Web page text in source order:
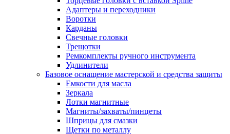
Адаптеры и переходники
Воротки
Карданы
Свечные головки
Трещотки
Ремкомплекты ручного инструмента
Удлинители
Базовое оснащение мастерской и средства защиты
Емкости для масла
Зеркала
Лотки магнитные
Магниты/захваты/пинцеты
Шприцы для смазки
Щетки по металлу